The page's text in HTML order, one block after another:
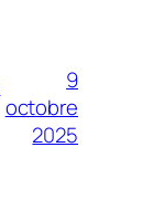
9
octobre
2025